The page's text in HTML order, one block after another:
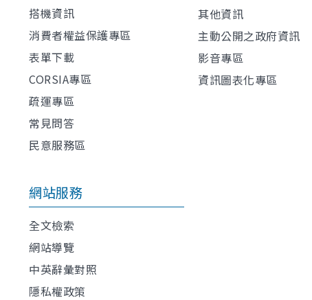
搭機資訊
消費者權益保護專區
表單下載
CORSIA專區
疏運專區
常見問答
民意服務區
其他資訊
主動公開之政府資訊
影音專區
資訊圖表化專區
網站服務
全文檢索
網站導覽
中英辭彙對照
隱私權政策